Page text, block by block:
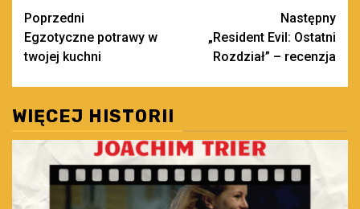
Zobacz
wpisy
Poprzedni
Egzotyczne potrawy w
twojej kuchni
Następny
„Resident Evil: Ostatni
Rozdział” – recenzja
WIĘCEJ HISTORII